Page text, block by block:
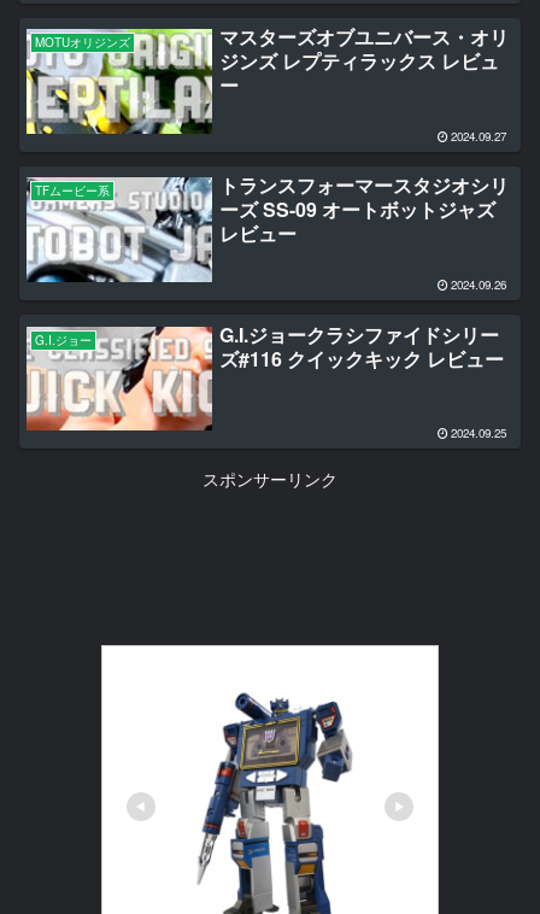
MOTUオリジンズ
マスターズオブユニバース・オリ
ジンズ レプティラックス レビュ
ー
2024.09.27
TFムービー系
トランスフォーマースタジオシリ
ーズ SS-09 オートボットジャズ
レビュー
2024.09.26
G.I.ジョー
G.I.ジョークラシファイドシリー
ズ#116 クイックキック レビュー
2024.09.25
スポンサーリンク